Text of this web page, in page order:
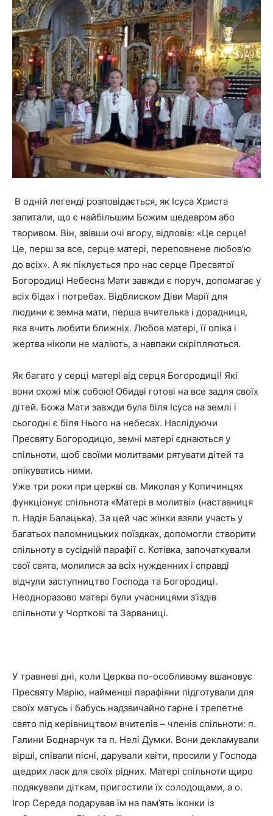
В одній легенді розповідається, як Ісуса Христа
запитали, що є найбільшим Божим шедевром або
творивом. Він, звівши очі вгору, відповів: «Це серце!
Це, перш за все, серце матері, переповнене любов’ю
до всіх». А як піклується про нас серце Пресвятої
Богородиці Небесна Мати завжди є поруч, допомагає у
всіх бідах і потребах. Відблиском Діви Марії для
людини є земна мати, перша вчителька і дорадниця,
яка вчить любити ближніх. Любов матері, її опіка і
жертва ніколи не маліють, а навпаки скріпляються.
Як багато у серці матері від серця Богородиці! Які
вони схожі між собою! Обидві готові на все задля своїх
дітей. Божа Мати завжди була біля Ісуса на землі і
сьогодні є біля Нього на небесах. Наслідуючи
Пресвяту Богородицю, земні матері єднаються у
спільноти, щоб своїми молитвами рятувати дітей та
опікуватись ними.
Уже три роки при церкві св. Миколая у Копичинцях
функціонує спільнота «Матері в молитві» (наставниця
п. Надія Балацька). За цей час жінки взяли участь у
багатьох паломницьких поїздках, допомогли створити
спільноту в сусідній парафії с. Котівка, започаткували
свої свята, молилися за всіх нужденних і справді
відчули заступництво Господа та Богородиці.
Неодноразово матері були учасницями з’їздів
спільноти у Чорткові та Зарваниці.
У травневі дні, коли Церква по-особливому вшановує
Пресвяту Марію, найменші парафіяни підготували для
своїх матусь і бабусь надзвичайно гарне і трепетне
свято під керівництвом вчителів – членів спільноти: п.
Галини Боднарчук та п. Нелі Думки. Вони декламували
вірші, співали пісні, дарували квіти, просили у Господа
щедрих ласк для своїх рідних. Матері спільноти щиро
подякували діткам, пригостили їх солодощами, а о.
Ігор Середа подарував їм на пам’ять іконки із